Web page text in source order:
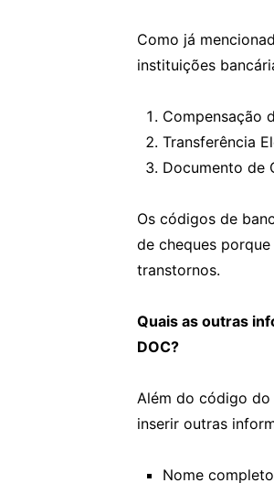
Como já
instituições
Compensação
Transferência
Documento de
Os códigos de
de cheques
transtornos.
Quais as outras
DOC?
Além do código
inserir outras
Nome